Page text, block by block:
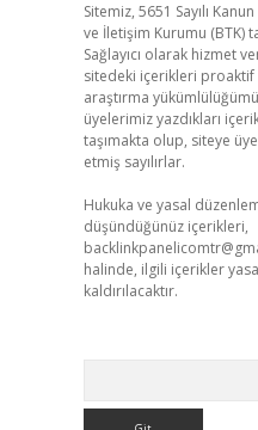
Sitemiz, 5651 Sayılı
ve İletişim Kurumu (BTK)
Sağlayıcı olarak hizmet
sitedeki içerikleri
araştırma
üyelerimiz yazdıkları
taşımakta olup, siteye
etmiş sayılırlar.
Hukuka ve yasal
düşündüğünüz içerikleri,
halinde, ilgili içerikler
kaldırılacaktır.